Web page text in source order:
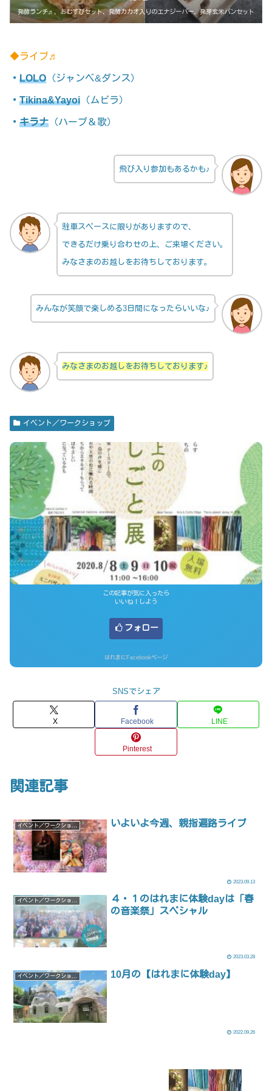
発酵ランチ♬、おむすびセット、発酵カカオ入りのエナジーバー、発芽玄米パンセット
◆ライブ♬
・ LOLO （ジャンベ&ダンス）
・ Tikina&Yayoi （ムビラ）
・ キラナ （ハープ＆歌）
飛び入り参加もあるかも♪
駐車スペースに限りがありますので、
できるだけ乗り合わせの上、ご来場ください。
みなさまのお越しをお待ちしております。
みんなが笑顔で楽しめる3日間になったらいいな♪
みなさまのお越しをお待ちしております♪
イベント／ワークショップ
この記事が気に入ったら
いいね！しよう
フォロー
はれまにFacebookページ
SNSでシェア
X Facebook LINE
Pinterest
関連記事
イベント／ワークショップ いよいよ今週、親指遍路ライブ
2023.09.13
イベント／ワークショップ
４・１のはれまに体験dayは「春
の音楽祭」スペシャル
2023.03.28
10月の【はれまに体験day】
2022.09.26